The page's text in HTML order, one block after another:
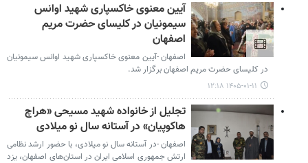
آیین معنوی خاکسپاری شهید اوانس
سیمونیان در کلیسای حضرت مریم
اصفهان
اصفهان -آیین معنوی خاکسپاری شهید اوانس سیمونیان
در کلیسای حضرت مریم اصفهان برگزار شد.
۱۴۰۵-۰۱-۱۱ ۱۲:۱۸
تجلیل از خانواده شهید مسیحی «هراچ
هاکوپیان» در آستانه سال نو میلادی
اصفهان -در آستانه سال نو میلادی، با حضور ارشد نظامی
ارتش جمهوری اسلامی ایران در استان‌های اصفهان، یزد